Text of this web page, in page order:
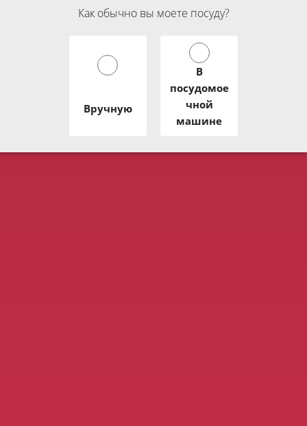
Как обычно вы моете посуду?
Вручную
В
посудомое
чной
машине